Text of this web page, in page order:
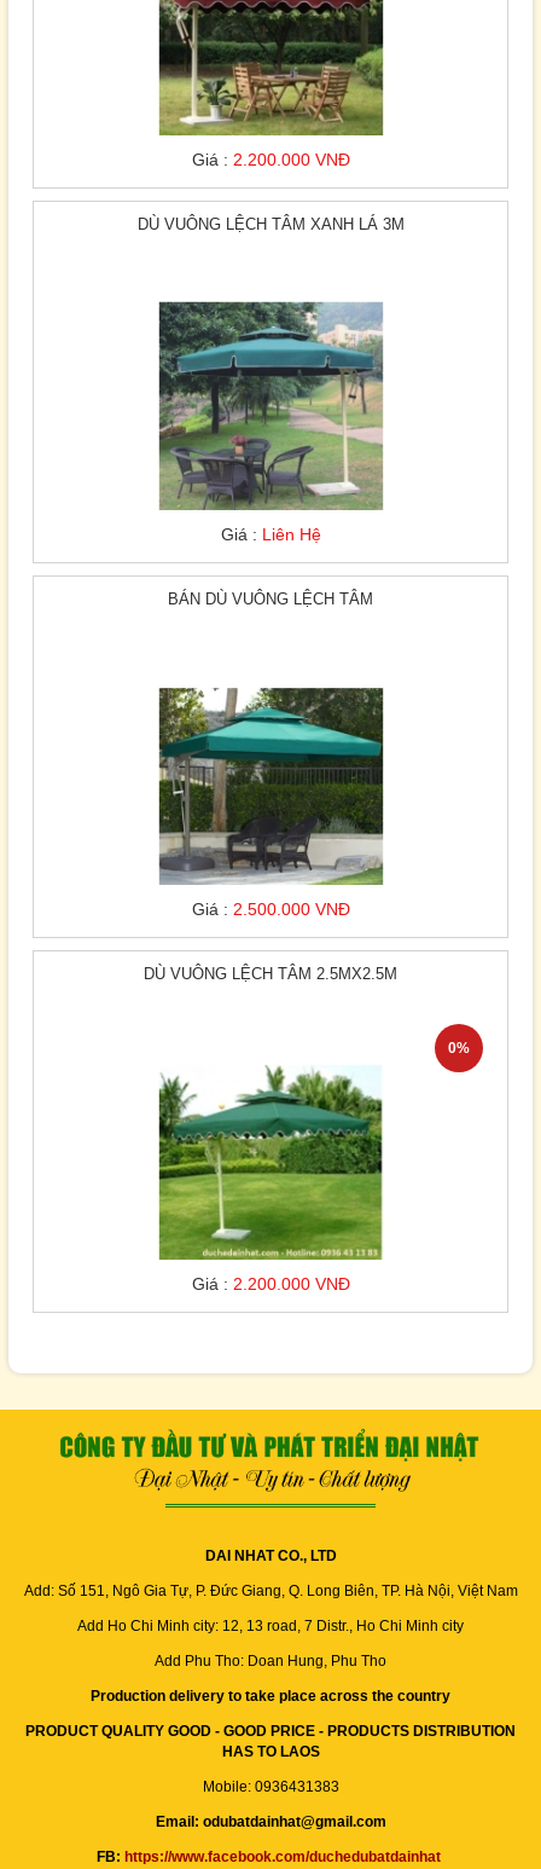
Giá : 2.200.000 VNĐ
DÙ VUÔNG LỆCH TÂM XANH LÁ 3M
Giá : Liên Hệ
BÁN DÙ VUÔNG LỆCH TÂM
Giá : 2.500.000 VNĐ
DÙ VUÔNG LỆCH TÂM 2.5MX2.5M
0%
Giá : 2.200.000 VNĐ
DAI NHAT CO., LTD
Add: Số 151, Ngô Gia Tự, P. Đức Giang, Q. Long Biên, TP. Hà Nội, Việt Nam
Add Ho Chi Minh city: 12, 13 road, 7 Distr., Ho Chi Minh city
Add Phu Tho: Doan Hung, Phu Tho
Production delivery to take place across the country
PRODUCT QUALITY GOOD - GOOD PRICE - PRODUCTS DISTRIBUTION
HAS TO LAOS
Mobile: 0936431383
Email: odubatdainhat@gmail.com
FB: https://www.facebook.com/duchedubatdainhat